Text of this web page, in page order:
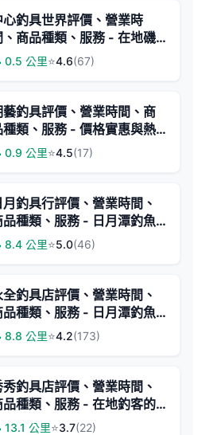
心釣具世界評價、營業時
、商品種類、服務 - 在地磯
專家與豐富釣具選擇
0.5 公里⭐4.6(67)
藝釣具評價、營業時間、商
種類、服務 - 價格實惠與熱
服務
0.9 公里⭐4.5(17)
月釣具行評價、營業時間、
品種類、服務 - 日月潭釣魚
選釣具店
8.4 公里⭐5.0(46)
全釣具店評價、營業時間、
品種類、服務 - 日月潭釣魚
訪專業釣具店
8.8 公里⭐4.2(173)
秀釣具店評價、營業時間、
品種類、服務 - 在地釣客的
給首選
13.1 公里⭐3.7(22)